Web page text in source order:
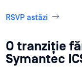
RSVP astăzi
O tranziție
Symantec